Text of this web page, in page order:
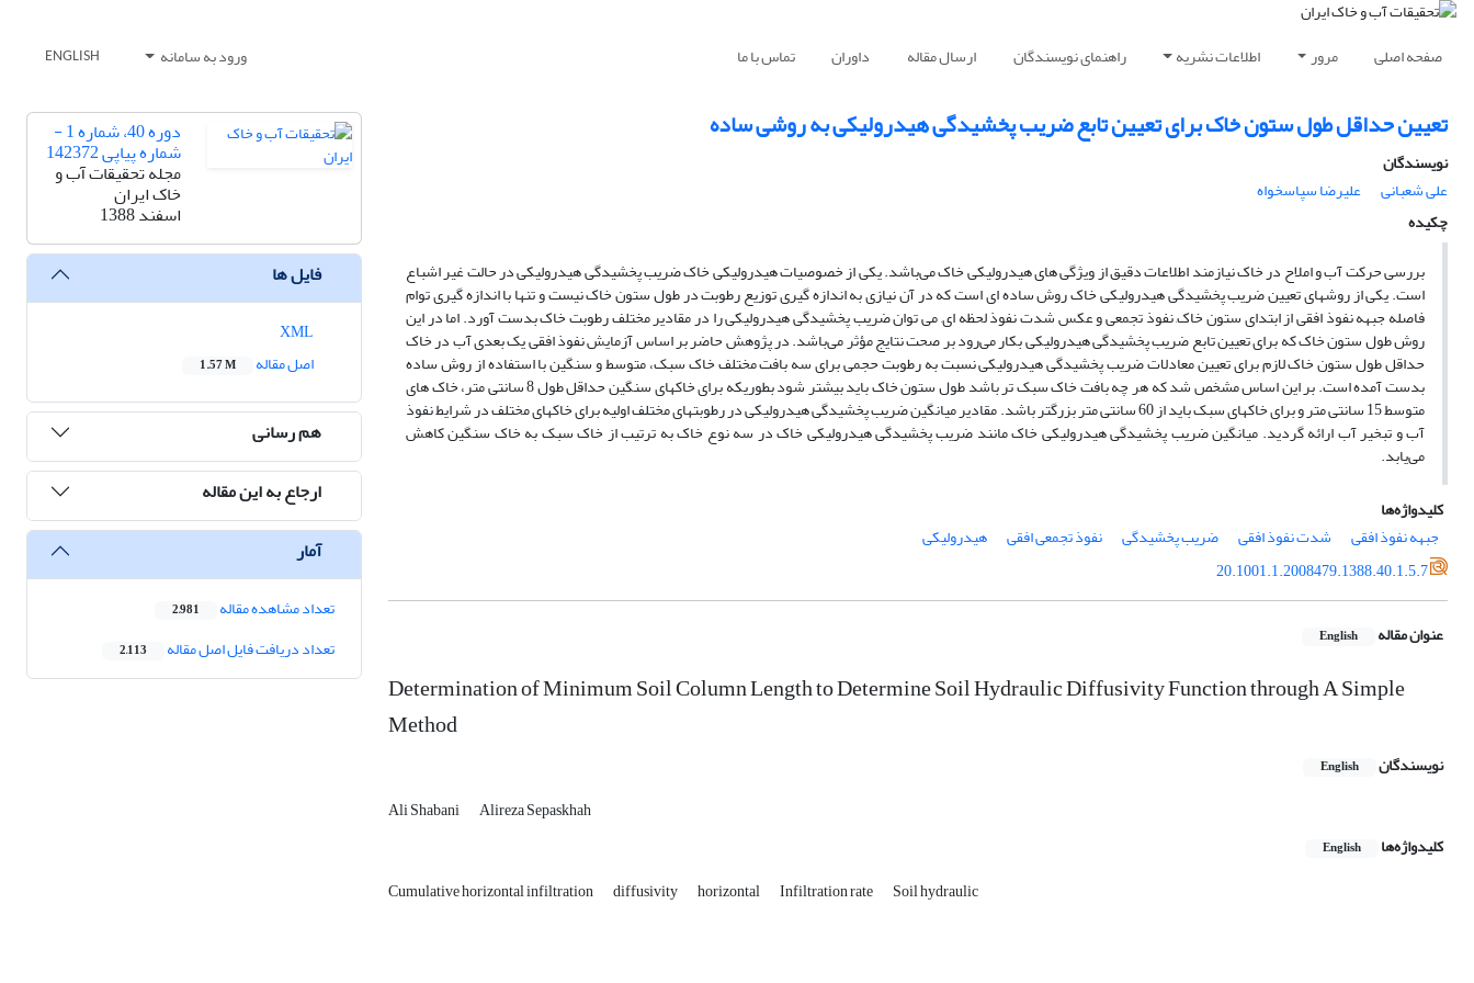
صفحه اصلی مرور اطلاعات نشریه راهنمای نویسندگان ارسال مقاله داوران تماس با ما ورود به سامانه ENGLISH
تعیین حداقل طول ستون خاک برای تعیین تابع ضریب پخشیدگی هیدرولیکی به روشی ساده
نویسندگان
علی شعبانی
علیرضا سپاسخواه
چکیده
بررسی حرکت آب و املاح در خاک نیازمند اطلاعات دقیق از ویژگی های هیدرولیکی خاک می‌باشد. یکی از خصوصیات هیدرولیکی خاک ضریب پخشیدگی هیدرولیکی در حالت غیر اشباع
است. یکی از روشهای تعیین ضریب پخشیدگی هیدرولیکی خاک روش ساده ای است که در آن نیازی به اندازه گیری توزیع رطوبت در طول ستون خاک نیست و تنها با اندازه گیری توام
فاصله جبهه نفوذ افقی از ابتدای ستون خاک, نفوذ تجمعی و عکس شدت نفوذ لحظه ای, می توان ضریب پخشیدگی هیدرولیکی را در مقادیر مختلف رطوبت خاک بدست آورد. اما در این
روش طول ستون خاک که برای تعیین تابع ضریب پخشیدگی هیدرولیکی بکار می‌رود بر صحت نتایج مؤثر می‌باشد. در پژوهش حاضر بر اساس آزمایش نفوذ افقی یک بعدی آب در خاک
حداقل طول ستون خاک لازم برای تعیین معادلات ضریب پخشیدگی هیدرولیکی نسبت به رطوبت حجمی برای سه بافت مختلف خاک سبک، متوسط و سنگین با استفاده از روش ساده
بدست آمده است. بر این اساس مشخص شد که هر چه بافت خاک سبک تر باشد طول ستون خاک باید بیشتر شود بطوریکه برای خاکهای سنگین حداقل طول 8 سانتی متر، خاک های
متوسط 15 سانتی متر و برای خاکهای سبک باید از 60 سانتی متر بزرگتر باشد. مقادیر میانگین ضریب پخشیدگی هیدرولیکی در رطوبتهای مختلف اولیه برای خاکهای مختلف در شرایط نفوذ
آب و تبخیر آب ارائه گردید. میانگین ضریب پخشیدگی هیدرولیکی خاک مانند ضریب پخشیدگی هیدرولیکی خاک در سه نوع خاک به ترتیب از خاک سبک به خاک سنگین کاهش
می‌یابد.
کلیدواژه‌ها
جبهه نفوذ افقی
شدت نفوذ افقی ضریب پخشیدگی نفوذ تجمعی افقی
هیدرولیکی
20.1001.1.2008479.1388.40.1.5.7
عنوان مقاله English
Determination of Minimum Soil Column Length to Determine Soil Hydraulic Diffusivity Function through A Simple
Method
نویسندگان English
Ali Shabani
Alireza Sepaskhah
کلیدواژه‌ها
English
Cumulative horizontal infiltration diffusivity horizontal Infiltration rate Soil hydraulic
دوره 40، شماره 1 -
شماره پیاپی 142372
مجله تحقیقات آب و
خاک ایران
اسفند 1388
فایل ها
اصل مقاله
1.57 M
هم رسانی
ارجاع به این مقاله
آمار
تعداد مشاهده مقاله 2,981
تعداد دریافت فایل اصل مقاله 2,113